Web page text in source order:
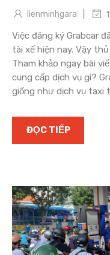
lienminhgara
Việc đăng ký Grabcar
tài xế hiện nay. Vậy
Tham khảo ngay bài
cung cấp dịch vụ gì?
giống như dịch vụ taxi
ĐỌC TIẾP